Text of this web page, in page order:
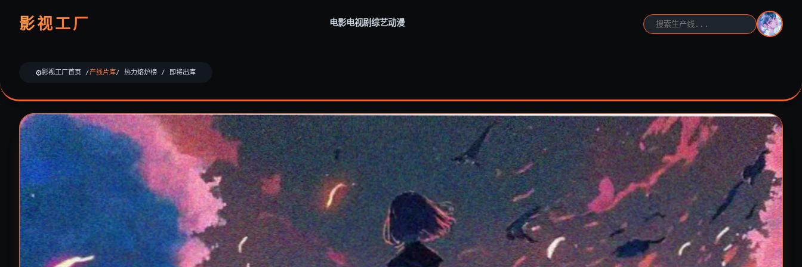
影视工厂 电影电视剧综艺动漫
影视工厂首页 /产线片库/ 热力熔炉榜 / 即将出库